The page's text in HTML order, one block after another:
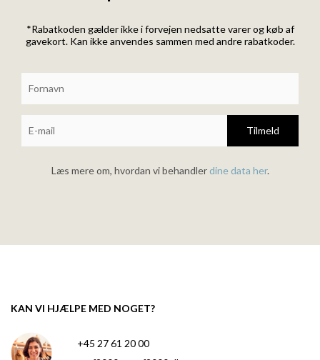
*Rabatkoden gælder ikke i forvejen nedsatte varer og køb af
gavekort. Kan ikke anvendes sammen med andre rabatkoder.
Tilmeld
Læs mere om, hvordan vi behandlerdine data her.
KAN VI HJÆLPE MED NOGET?
+45 27 61 20 00